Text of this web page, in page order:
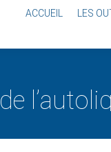
ACCUEIL LES